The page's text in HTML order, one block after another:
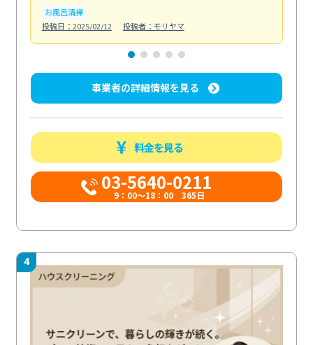
お風呂清掃
投稿日：2025/02/12
投稿者：モリヤマ
事業者の詳細情報を見る
料金を見る
03-5640-0211
9：00～18：00 365日
4